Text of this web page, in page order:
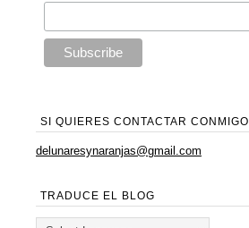
SI QUIERES CONTACTAR CONMIGO
delunaresynaranjas@gmail.com
TRADUCE EL BLOG